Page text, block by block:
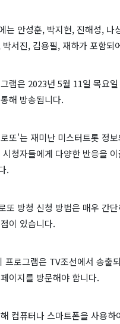
는 안성훈, 박지현, 진해성, 나
박서진, 김용필, 재하가 포함되
램은 2023년 5월 11일 목요
해 방송됩니다.
또'는 재미난 미스터트롯 정
시청자들에게 다양한 반응을
.
또 방청 신청 방법은 매우 간
이 있습니다.
프로그램은 TV조선에서 송출
이지를 방문해야 합니다.
컴퓨터나 스마트폰을 사용하